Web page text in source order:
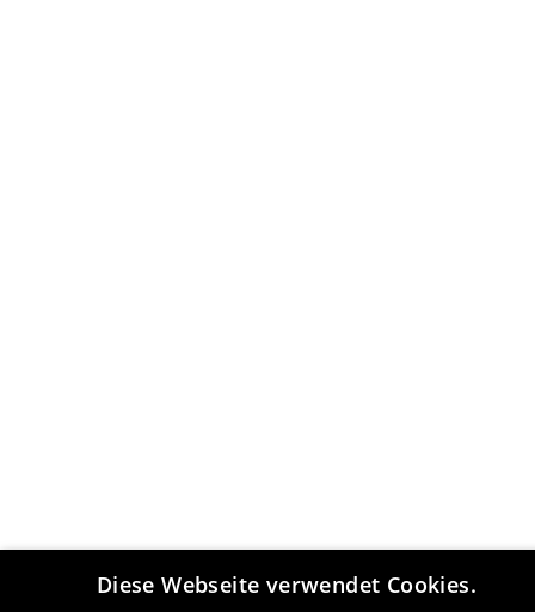
Diese Webseite verwendet Cookies.